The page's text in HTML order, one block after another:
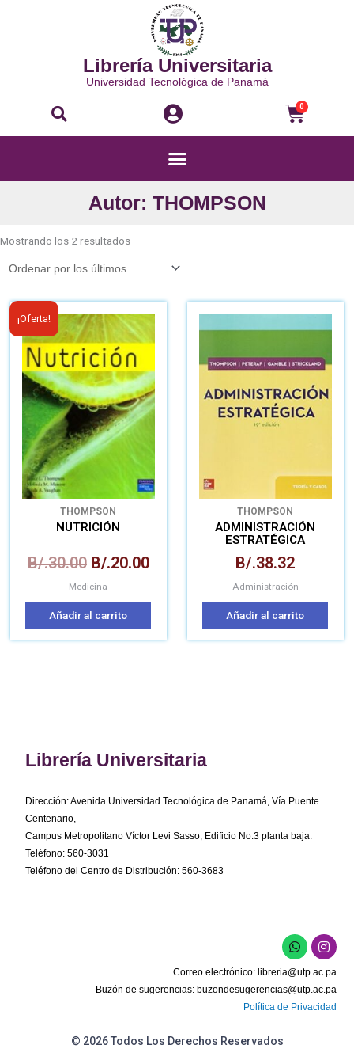
Librería Universitaria
Universidad Tecnológica de Panamá
Buscar 0
Menú
Autor: THOMPSON
Mostrando los 2 resultadospor
¡Oferta!
THOMPSON
NUTRICIÓN
B/.30.00
El
precio
original
era:
B/.30.00.
B/.20.00
El
es:
B/.20.00.
Medicina
Añadir al carrito
THOMPSON
ADMINISTRACIÓN
ESTRATÉGICA
B/.38.32
Administración
Añadir al carrito
Librería Universitaria
Dirección: Avenida Universidad Tecnológica de Panamá, Vía Puente
Centenario,
Campus Metropolitano Víctor Levi Sasso, Edificio No.3 planta baja.
Teléfono: 560-3031
Teléfono del Centro de Distribución: 560-3683
W
h
a
t
s
a
p
I
n
s
t
a
g
r
Correo electrónico: libreria@utp.ac.pa
Buzón de sugerencias: buzondesugerencias@utp.ac.pa
Política de Privacidad
© 2026 Todos Los Derechos Reservados